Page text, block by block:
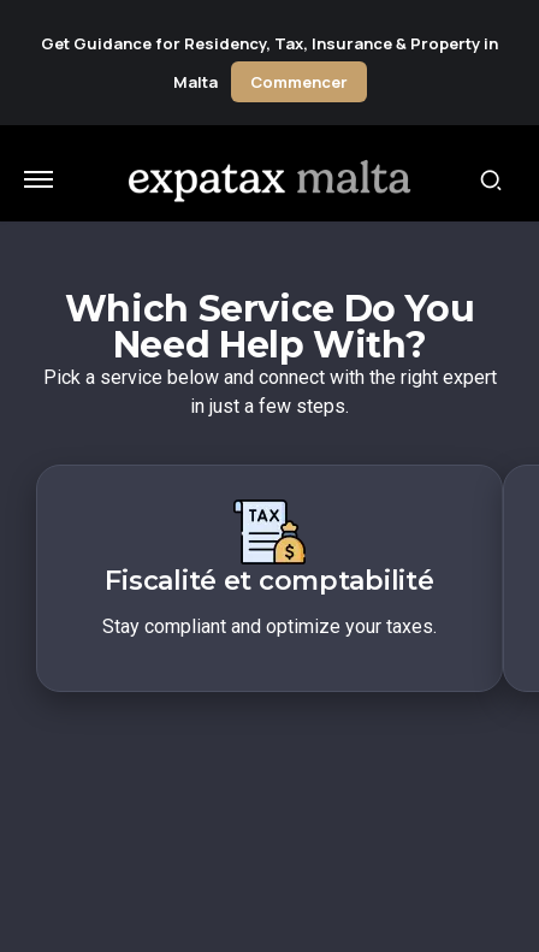
Get Guidance for Residency, Tax, Insurance & Property in
Malta
Commencer
Which Service Do You
Need Help With?
Pick a service below and connect with the right expert
in just a few steps.
Fiscalité et comptabilité
Stay compliant and optimize your taxes.